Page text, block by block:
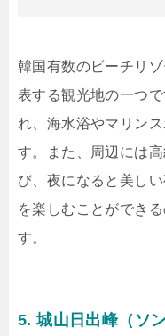
韓国有数のビーチリ
表する観光地の一つ
れ、海水浴やマリン
す。また、周辺には
び、夜になると美し
を楽しむことができ
す。
5. 城山日出峰（ソ